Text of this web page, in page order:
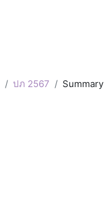
ปภ 2567 Summary